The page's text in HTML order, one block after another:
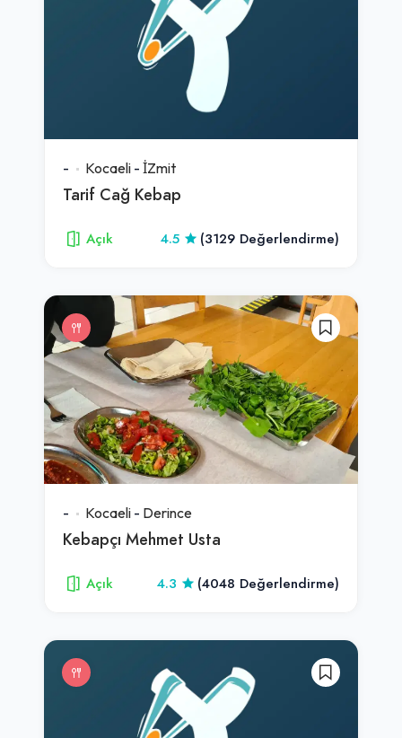
- Kocaeli - İZmit
Tarif Cağ Kebap
Açık 4.5 (3129 Değerlendirme)
- Kocaeli - Derince
Kebapçı Mehmet Usta
Açık 4.3 (4048 Değerlendirme)